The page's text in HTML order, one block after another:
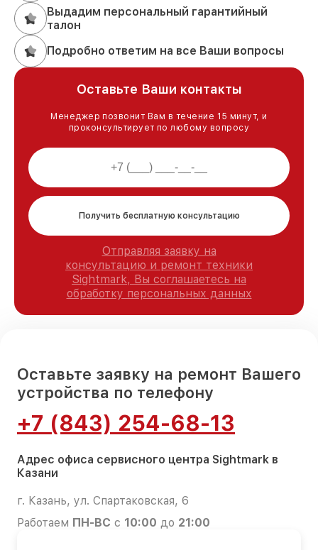
Выдадим персональный гарантийный
талон
Подробно ответим на все Ваши вопросы
Оставьте Ваши контакты
Менеджер позвонит Вам в течение 15 минут, и
проконсультирует по любому вопросу
Получить бесплатную консультацию
Отправляя заявку на
консультацию и ремонт техники
Sightmark, Вы соглашаетесь на
обработку персональных данных
Оставьте заявку на ремонт Вашего
устройства по телефону
+7 (843) 254-68-13
Адрес офиса сервисного центра Sightmark в
Казани
г. Казань, ул. Спартаковская, 6
Работаем ПН-ВС с 10:00 до 21:00